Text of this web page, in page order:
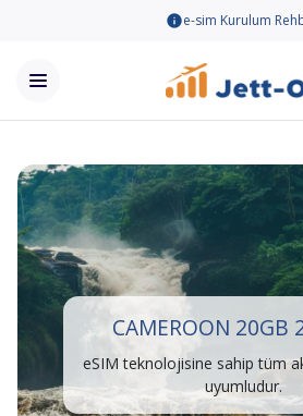
e-sim Kurulum
CAMEROON 20GB
eSIM teknolojisine sahip tüm
uyumludur.